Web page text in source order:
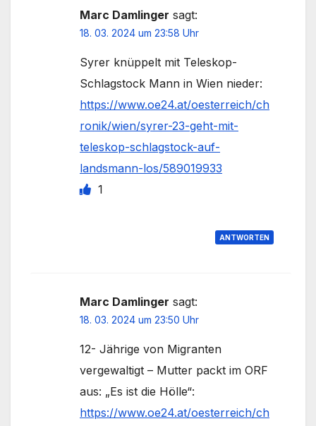
Marc Damlinger sagt:
18. 03. 2024 um 23:58 Uhr
Syrer knüppelt mit Teleskop-
Schlagstock Mann in Wien nieder:
https://www.oe24.at/oesterreich/ch
ronik/wien/syrer-23-geht-mit-
teleskop-schlagstock-auf-
landsmann-los/589019933
1
ANTWORTEN
Marc Damlinger sagt:
18. 03. 2024 um 23:50 Uhr
12- Jährige von Migranten
vergewaltigt – Mutter packt im ORF
aus: „Es ist die Hölle“:
https://www.oe24.at/oesterreich/ch